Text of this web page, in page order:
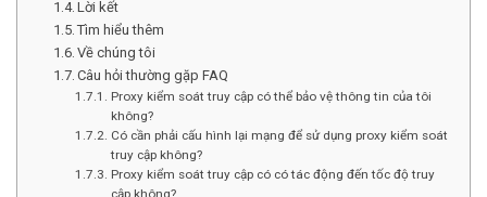
Lời kết
Tìm hiểu thêm
Về chúng tôi
Câu hỏi thường gặp FAQ
Proxy kiểm soát truy cập có thể bảo vệ thông tin của tôi
không?
Có cần phải cấu hình lại mạng để sử dụng proxy kiểm soát
truy cập không?
Proxy kiểm soát truy cập có có tác động đến tốc độ truy
cập không?